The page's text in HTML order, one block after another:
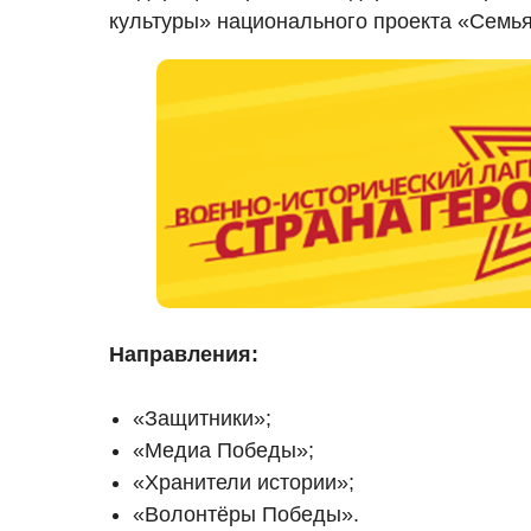
культуры» национального проекта
Направления:
«Защитники»;
«Медиа Победы»;
«Хранители истории»;
«Волонтёры Победы».